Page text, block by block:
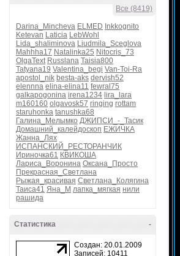
Все (8419)
Darina_Mincheva ELMED Inkkognito
Ketevan Laticia LebWohl
Lida_shaliminova Liudmila_Sceglova
Mahhha17 Natalinka25 Nitocris_73
OlgaText Russlana Taisia800
Tatyana19 Valentina_begi Van-Toi-Ra
apostol_nik besta-aks dervish52
elennna elina-elina11 fewral75
galkapogonina irena1234 lira_lara
m160160 olgavosk57 ringing rottam
staruhonka tanushka68
Галина_Мелымко ДЖИПСИ_-_Тасик
Домашний_калейдоскоп ЕЖИЧКА
Жанна_Лях
ИСПАНСКИЙ_РЕСТОРАНЧИК
Ириночка61 КВИКОША
Лариса_Воронина Оксана_Просто
Прекрасная_Светлана
Рыжая_красивая Светлана_Колягина
Таиса41 Яна_М лапка_мягкая нили
рашида
-
Статистика
Создан: 20.01.2009
Записей: 10411